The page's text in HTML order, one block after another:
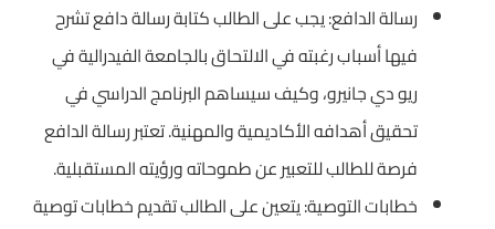
رسالة الدافع: يجب على الطالب كتابة رسالة دافع تشرح
فيها أسباب رغبته في الالتحاق بالجامعة الفيدرالية في
ريو دي جانيرو، وكيف سيساهم البرنامج الدراسي في
تحقيق أهدافه الأكاديمية والمهنية. تعتبر رسالة الدافع
فرصة للطالب للتعبير عن طموحاته ورؤيته المستقبلية.
خطابات التوصية: يتعين على الطالب تقديم خطابات توصية